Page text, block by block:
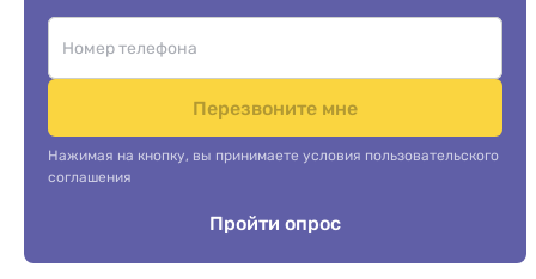
Перезвоните мне
Нажимая на кнопку, вы принимаете условия пользовательского
соглашения
Пройти опрос